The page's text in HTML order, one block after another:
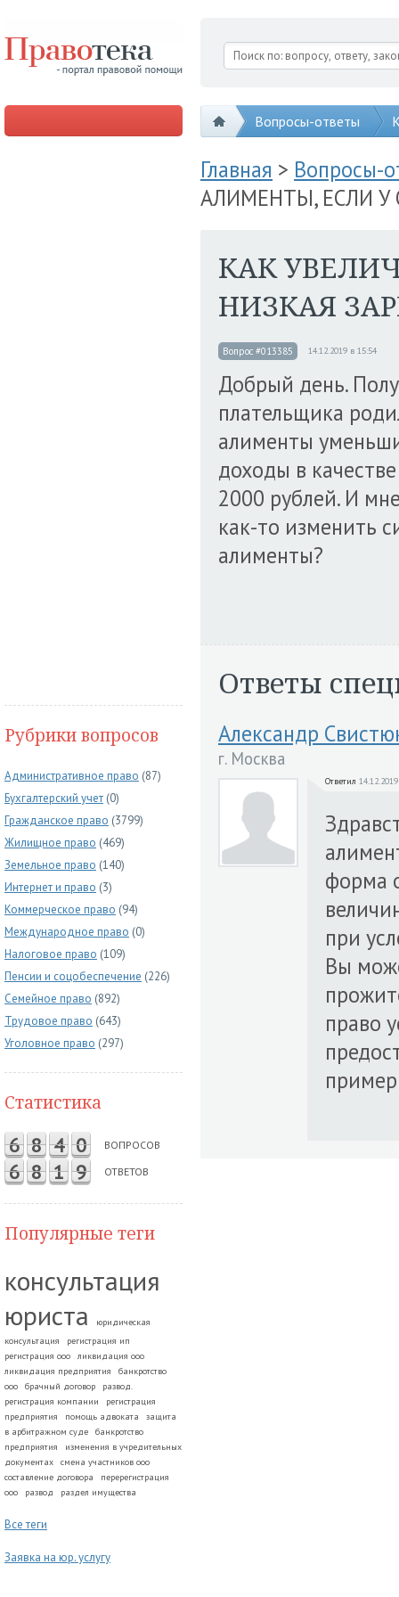
Вопросы-ответы
Рубрики вопросов
Административное право (87)
Бухгалтерский учет (0)
Гражданское право (3799)
Жилищное право (469)
Земельное право (140)
Интернет и право (3)
Коммерческое право (94)
Международное право (0)
Налоговое право (109)
Пенсии и соцобеспечение (226)
Семейное право (892)
Трудовое право (643)
Уголовное право (297)
Статистика
6 8 4 0 ВОПРОСОВ
6 8 1 9 ОТВЕТОВ
Популярные теги
консультация
юриста
юридическая
консультация
регистрация ип
регистрация ооо
ликвидация ооо
ликвидация предприятия
банкротство
ооо
брачный договор
развод.
регистрация компании
регистрация
предприятия
помощь адвоката
защита
в арбитражном суде
банкротство
предприятия
изменения в учредительных
документах
смена участников ооо
составление договора
перерегистрация
ооо
развод раздел имущества
Все теги
Заявка на юр. услугу
Главная > Вопросы-
АЛИМЕНТЫ, ЕСЛИ У
КАК
НИЗКАЯ
Вопрос #013385 14.12.2019 в 15:54
Добрый день.
плательщика
алименты
доходы в
2000 рублей. И
как-то изменить
алименты?
Ответы
Александр
г. Москва
Ответил
форма
при
Вы
право